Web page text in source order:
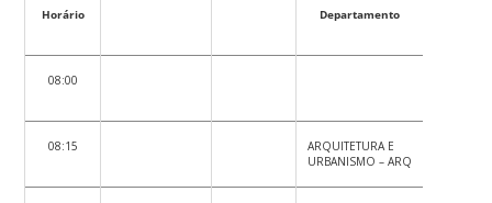
Horário Departamento
08:00
08:15
ARQUITETURA E
URBANISMO – ARQ